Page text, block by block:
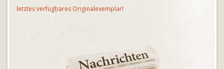
letztes verfügbares Originalexemplar!